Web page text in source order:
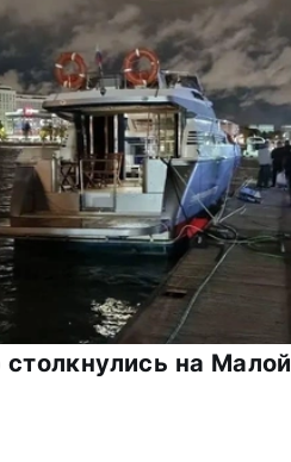
столкнулись на Малой